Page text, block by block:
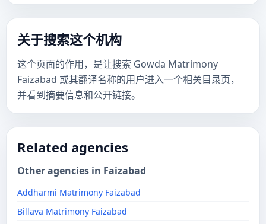
关于搜索这个机构
这个页面的作用，是让搜索 Gowda Matrimony
Faizabad 或其翻译名称的用户进入一个相关目录页，
并看到摘要信息和公开链接。
Related agencies
Other agencies in Faizabad
Addharmi Matrimony Faizabad
Billava Matrimony Faizabad